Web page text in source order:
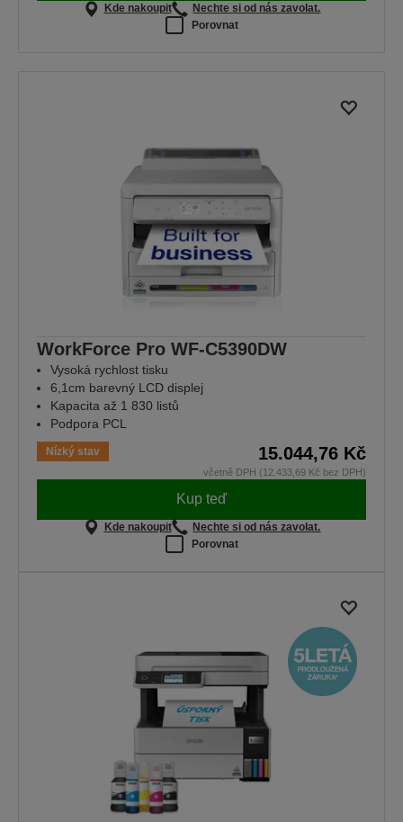
Kde nakoupit
Nechte si od nás zavolat.
Porovnat
WorkForce Pro WF-C5390DW
Vysoká rychlost tisku
6,1cm barevný LCD displej
Kapacita až 1 830 listů
Podpora PCL
Nízký stav 15.044,76 Kč
včetně DPH (12.433,69 Kč bez DPH)
Kup teď
Kde nakoupit
Nechte si od nás zavolat.
Porovnat